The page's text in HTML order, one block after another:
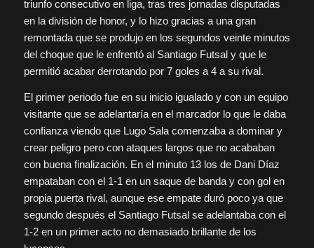
triunfo consecutivo en liga, tras tres jornadas disputadas
en la división de honor, y lo hizo gracias a una gran
remontada que se produjo en los segundos veinte minutos
del choque que le enfrentó al Santiago Futsal y que le
permitió acabar derrotando por 7 goles a 4 a su rival.
El primer periodo fue en su inicio igualado y con un equipo
visitante que se adelantaría en el marcador lo que le daba
confianza viendo que Lugo Sala comenzaba a dominar y
crear peligro pero con ataques largos que no acababan
con buena finalización. En el minuto 13 los de Dani Díaz
empataban con el 1-1 en un saque de banda y con gol en
propia puerta rival, aunque ese empate duró poco ya que
segundo después el Santiago Futsal se adelantaba con el
1-2 en un primer acto no demasiado brillante de los